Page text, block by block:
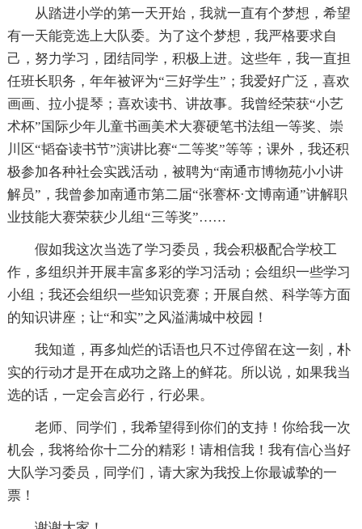
从踏进小学的第一天开始，我就一直有个梦想，希望
有一天能竞选上大队委。为了这个梦想，我严格要求自
己，努力学习，团结同学，积极上进。这些年，我一直担
任班长职务，年年被评为“三好学生”；我爱好广泛，喜欢
画画、拉小提琴；喜欢读书、讲故事。我曾经荣获“小艺
术杯”国际少年儿童书画美术大赛硬笔书法组一等奖、崇
川区“韬奋读书节”演讲比赛“二等奖”等等；课外，我还积
极参加各种社会实践活动，被聘为“南通市博物苑小小讲
解员”，我曾参加南通市第二届“张謇杯·文博南通”讲解职
业技能大赛荣获少儿组“三等奖”……
假如我这次当选了学习委员，我会积极配合学校工
作，多组织并开展丰富多彩的学习活动；会组织一些学习
小组；我还会组织一些知识竞赛；开展自然、科学等方面
的知识讲座；让“和实”之风溢满城中校园！
我知道，再多灿烂的话语也只不过停留在这一刻，朴
实的行动才是开在成功之路上的鲜花。所以说，如果我当
选的话，一定会言必行，行必果。
老师、同学们，我希望得到你们的支持！你给我一次
机会，我将给你十二分的精彩！请相信我！我有信心当好
大队学习委员，同学们，请大家为我投上你最诚挚的一
票！